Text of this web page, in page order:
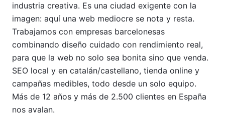
industria creativa. Es una ciudad exigente con la
imagen: aquí una web mediocre se nota y resta.
Trabajamos con empresas barcelonesas
combinando diseño cuidado con rendimiento real,
para que la web no solo sea bonita sino que venda.
SEO local y en catalán/castellano, tienda online y
campañas medibles, todo desde un solo equipo.
Más de 12 años y más de 2.500 clientes en España
nos avalan.